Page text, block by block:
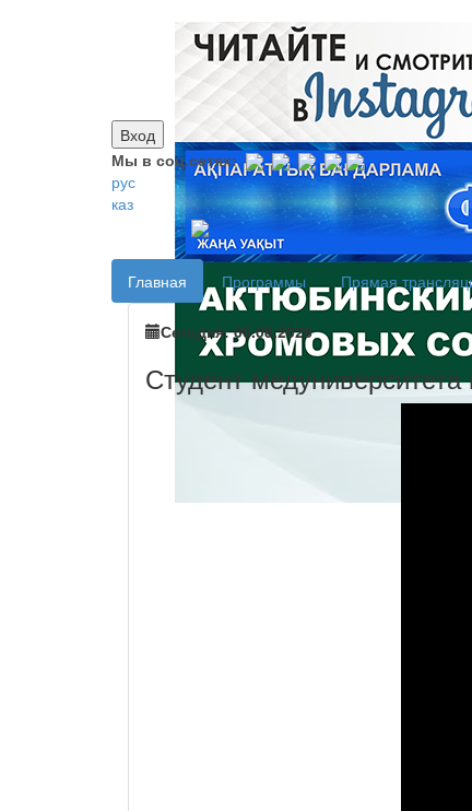
Вход
Мы в соц.сетях:
рус
каз
Главная Программы Прямая
Сегодня: 06.08.2026
Студент